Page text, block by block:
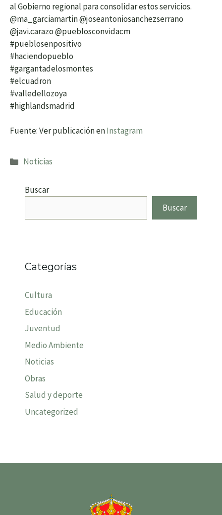
al Gobierno regional para consolidar estos servicios.
@ma_garciamartin @joseantoniosanchezserrano
@javi.carazo @pueblosconvidacm
#pueblosenpositivo
#haciendopueblo
#gargantadelosmontes
#elcuadron
#valledellozoya
#highlandsmadrid
Fuente: Ver publicación enInstagram
Categorías
Noticias
Buscar
Buscar
Categorías
Cultura
Educación
Juventud
Medio Ambiente
Noticias
Obras
Salud y deporte
Uncategorized